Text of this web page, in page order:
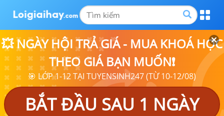
💥 NGÀY HỘI TRẢ GIÁ - MUA KHOÁ HỌC
THEO GIÁ BẠN MUỐN❗
🎯 LỚP 1-12 TẠI TUYENSINH247 (TỪ 10-12/08)
BẮT ĐẦU SAU 1 NGÀY